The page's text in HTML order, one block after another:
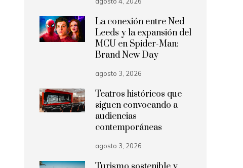
La conexión entre Ned
Leeds y la expansión del
MCU en Spider-Man:
Brand New Day
agosto 3, 2026
Teatros históricos que
siguen convocando a
audiencias
contemporáneas
agosto 3, 2026